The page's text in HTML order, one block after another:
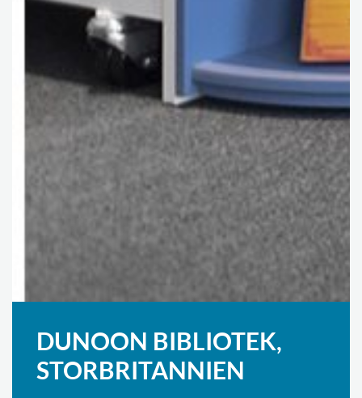
DUNOON BIBLIOTEK,
STORBRITANNIEN